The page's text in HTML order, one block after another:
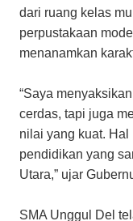
dari ruang kelas
perpustakaan
menanamkan
“Saya
cerdas, tapi juga
nilai yang kuat. Hal
pendidikan yang
Utara,” ujar
SMA Unggul Del